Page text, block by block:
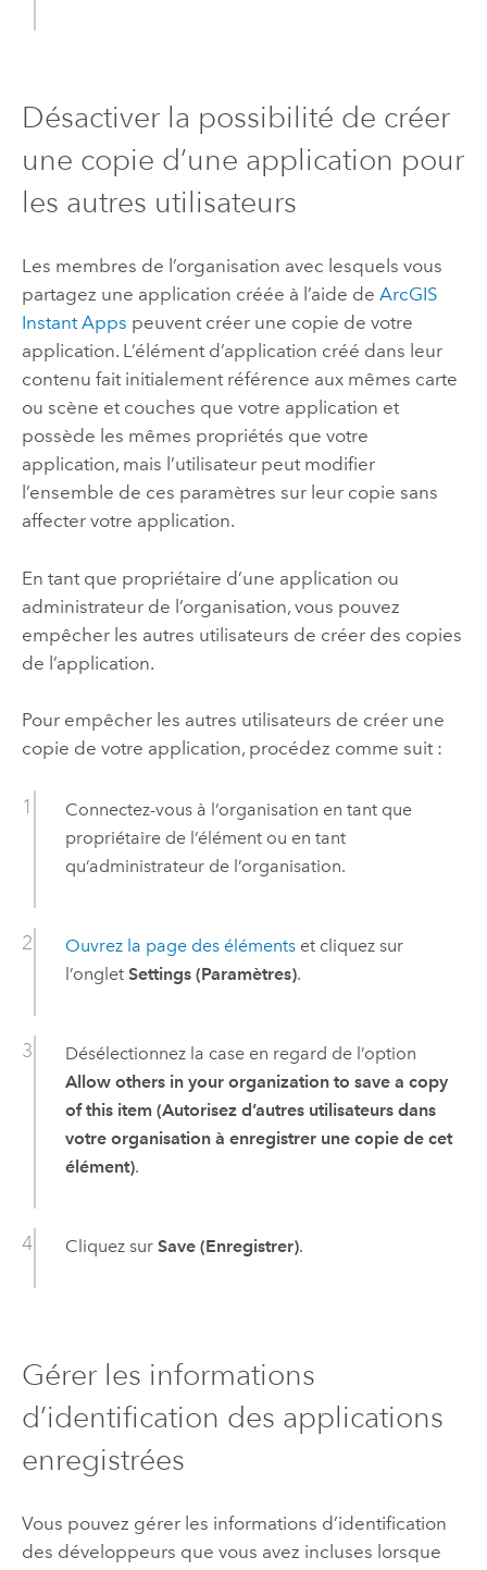
Désactiver la possibilité de créer
une copie d’une application pour
les autres utilisateurs
Les membres de l’organisation avec lesquels vous
partagez une application créée à l’aide de ArcGIS
Instant Apps peuvent créer une copie de votre
application. L’élément d’application créé dans leur
contenu fait initialement référence aux mêmes carte
ou scène et couches que votre application et
possède les mêmes propriétés que votre
application, mais l’utilisateur peut modifier
l’ensemble de ces paramètres sur leur copie sans
affecter votre application.
En tant que propriétaire d’une application ou
administrateur de l’organisation, vous pouvez
empêcher les autres utilisateurs de créer des copies
de l’application.
Pour empêcher les autres utilisateurs de créer une
copie de votre application, procédez comme suit :
Connectez-vous à l’organisation en tant que
propriétaire de l’élément ou en tant
qu’administrateur de l’organisation.
Ouvrez la page des élémentset cliquez sur
l’onglet Settings (Paramètres).
Désélectionnez la case en regard de l’option
Allow others in your organization to save a copy
of this item (Autorisez d’autres utilisateurs dans
votre organisation à enregistrer une copie de cet
élément).
Cliquez sur Save (Enregistrer).
Gérer les informations
d’identification des applications
enregistrées
Vous pouvez gérer les informations d’identification
des développeurs que vous avez incluses lorsque